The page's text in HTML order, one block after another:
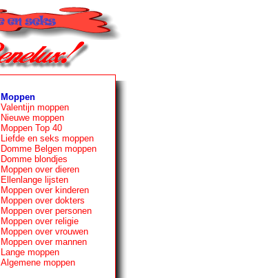
Moppen
Valentijn moppen
Nieuwe moppen
Moppen Top 40
Liefde en seks moppen
Domme Belgen moppen
Domme blondjes
Moppen over dieren
Ellenlange lijsten
Moppen over kinderen
Moppen over dokters
Moppen over personen
Moppen over religie
Moppen over vrouwen
Moppen over mannen
Lange moppen
Algemene moppen